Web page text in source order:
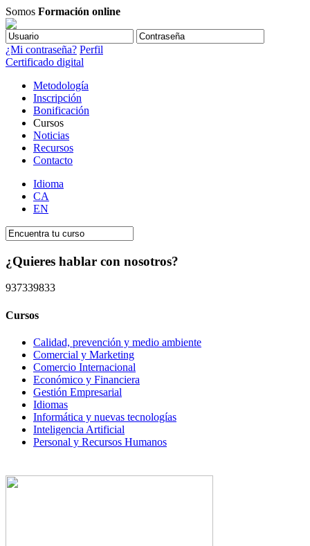
Somos Formación online
¿Mi contraseña? Perfil
Certificado digital
Metodología
Inscripción
Bonificación
Cursos
Noticias
Recursos
Contacto
Idioma
CA
EN
¿Quieres hablar con nosotros?
937339833
Cursos
Calidad, prevención y medio ambiente
Comercial y Marketing
Comercio Internacional
Económico y Financiera
Gestión Empresarial
Idiomas
Informática y nuevas tecnologías
Inteligencia Artificial
Personal y Recursos Humanos